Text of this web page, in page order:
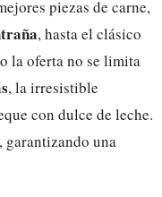
piezas de carne,
, hasta el clásico
la oferta no se limita
, la irresistible
con dulce de leche.
garantizando una